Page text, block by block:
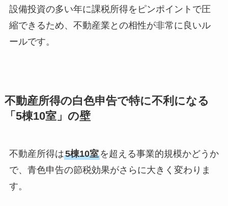
設備投資の多い年に課税所得をピンポイントで圧
縮できるため、不動産業との相性が非常に良いル
ールです。
不動産所得の白色申告で特に不利になる
「5棟10室」の壁
不動産所得は5棟10室を超える事業的規模かどうか
で、青色申告の節税効果がさらに大きく変わりま
す。